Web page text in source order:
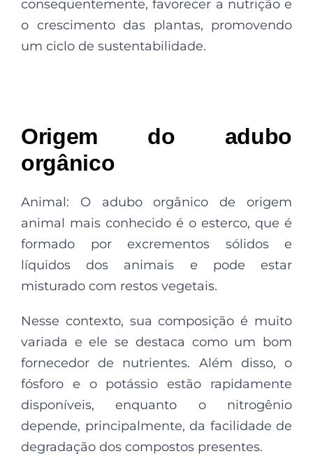
consequentemente, favorecer a nutrição e
o crescimento das plantas, promovendo
um ciclo de sustentabilidade.
Origem do adubo
orgânico
Animal: O adubo orgânico de origem
animal mais conhecido é o esterco, que é
formado por excrementos sólidos e
líquidos dos animais e pode estar
misturado com restos vegetais.
Nesse contexto, sua composição é muito
variada e ele se destaca como um bom
fornecedor de nutrientes. Além disso, o
fósforo e o potássio estão rapidamente
disponíveis, enquanto o nitrogênio
depende, principalmente, da facilidade de
degradação dos compostos presentes.